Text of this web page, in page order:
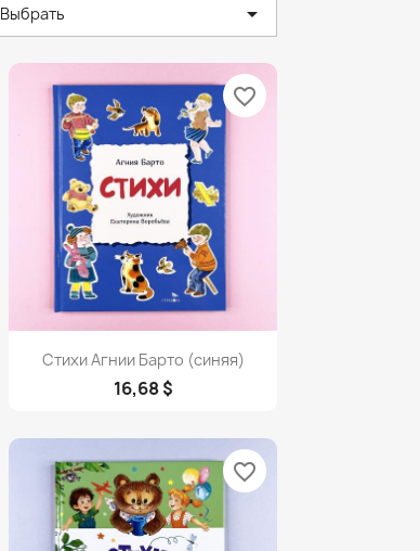
Выбрать 
Просмотр
Стихи Агнии Барто (синяя)
16,68 $
favorite_border
favorite_border